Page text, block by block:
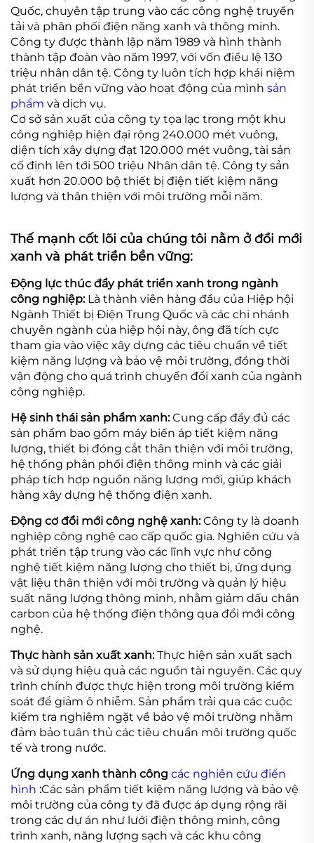
Quốc, chuyên tập trung vào các công nghệ truyền
tải và phân phối điện năng xanh và thông minh.
Công ty được thành lập năm 1989 và hình thành
thành tập đoàn vào năm 1997, với vốn điều lệ 130
triệu nhân dân tệ. Công ty luôn tích hợp khái niệm
phát triển bền vững vào hoạt động của mình sản
phẩm và dịch vụ.
Cơ sở sản xuất của công ty tọa lạc trong một khu
công nghiệp hiện đại rộng 240.000 mét vuông,
diện tích xây dựng đạt 120.000 mét vuông, tài sản
cố định lên tới 500 triệu Nhân dân tệ. Công ty sản
xuất hơn 20.000 bộ thiết bị điện tiết kiệm năng
lượng và thân thiện với môi trường mỗi năm.
Thế mạnh cốt lõi của chúng tôi nằm ở đổi mới
xanh và phát triển bền vững:
Động lực thúc đẩy phát triển xanh trong ngành
công nghiệp: Là thành viên hàng đầu của Hiệp hội
Ngành Thiết bị Điện Trung Quốc và các chi nhánh
chuyên ngành của hiệp hội này, ông đã tích cực
tham gia vào việc xây dựng các tiêu chuẩn về tiết
kiệm năng lượng và bảo vệ môi trường, đồng thời
vận động cho quá trình chuyển đổi xanh của ngành
công nghiệp.
Hệ sinh thái sản phẩm xanh:Cung cấp đầy đủ các
sản phẩm bao gồm máy biến áp tiết kiệm năng
lượng, thiết bị đóng cắt thân thiện với môi trường,
hệ thống phân phối điện thông minh và các giải
pháp tích hợp nguồn năng lượng mới, giúp khách
hàng xây dựng hệ thống điện xanh.
Động cơ đổi mới công nghệ xanh:Công ty là doanh
nghiệp công nghệ cao cấp quốc gia. Nghiên cứu và
phát triển tập trung vào các lĩnh vực như công
nghệ tiết kiệm năng lượng cho thiết bị, ứng dụng
vật liệu thân thiện với môi trường và quản lý hiệu
suất năng lượng thông minh, nhằm giảm dấu chân
carbon của hệ thống điện thông qua đổi mới công
nghệ.
Thực hành sản xuất xanh:Thực hiện sản xuất sạch
và sử dụng hiệu quả các nguồn tài nguyên. Các quy
trình chính được thực hiện trong môi trường kiểm
soát để giảm ô nhiễm. Sản phẩm trải qua các cuộc
kiểm tra nghiêm ngặt về bảo vệ môi trường nhằm
đảm bảo tuân thủ các tiêu chuẩn môi trường quốc
tế và trong nước.
Ứng dụng xanh thành công các nghiên cứu điển
hình :Các sản phẩm tiết kiệm năng lượng và bảo vệ
môi trường của công ty đã được áp dụng rộng rãi
trong các dự án như lưới điện thông minh, công
trình xanh, năng lượng sạch và các khu công